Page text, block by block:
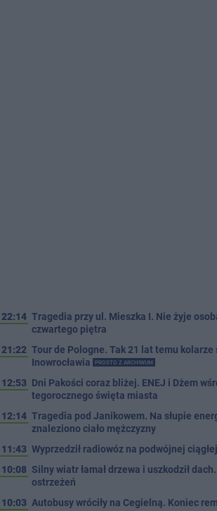
22:14 Tragedia przy ul. Mieszka I. Nie żyje
czwartego piętra
21:22 Tour de Pologne. Tak 21 lat temu
Inowrocławia
PROSTO Z ARCHIWUM
12:53 Dni Pakości coraz bliżej. ENEJ i Dżem
tegorocznego święta miasta
12:14 Tragedia pod Janikowem. Na słupie
znaleziono ciało mężczyzny
11:43 Wyprzedził radiowóz na podwójnej
10:08 Silny wiatr łamał drzewa i uszkodził
ostrzeżeń
10:03 Autobusy wróciły na Cegielną. Koniec